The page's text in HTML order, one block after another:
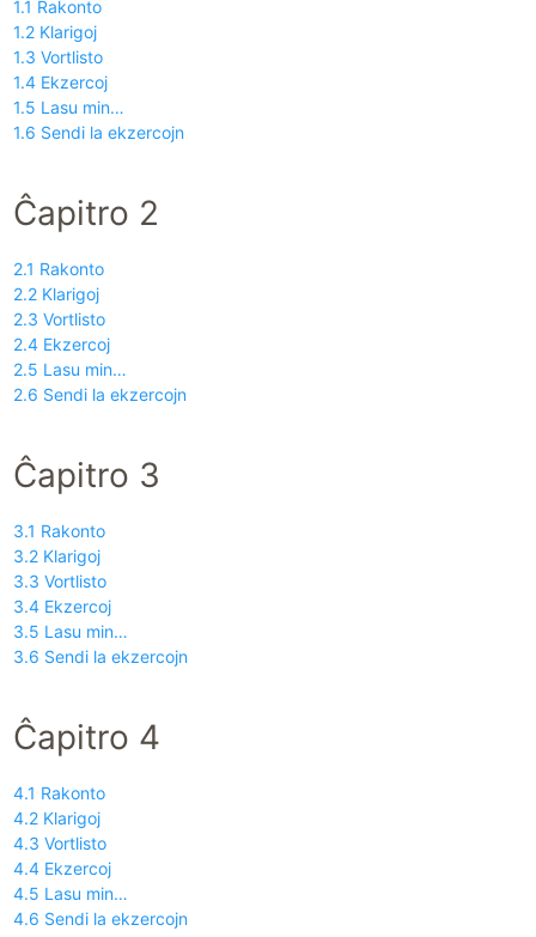
1.1 Rakonto
1.2 Klarigoj
1.3 Vortlisto
1.4 Ekzercoj
1.5 Lasu min…
1.6 Sendi la ekzercojn
Ĉapitro 2
2.1 Rakonto
2.2 Klarigoj
2.3 Vortlisto
2.4 Ekzercoj
2.5 Lasu min…
2.6 Sendi la ekzercojn
Ĉapitro 3
3.1 Rakonto
3.2 Klarigoj
3.3 Vortlisto
3.4 Ekzercoj
3.5 Lasu min…
3.6 Sendi la ekzercojn
Ĉapitro 4
4.1 Rakonto
4.2 Klarigoj
4.3 Vortlisto
4.4 Ekzercoj
4.5 Lasu min…
4.6 Sendi la ekzercojn